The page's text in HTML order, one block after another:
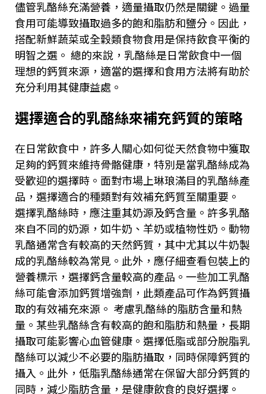
儘管乳酪絲充滿營養，適量攝取仍然是關鍵。過量
食用可能導致攝取過多的飽和脂肪和鹽分。因此，
搭配新鮮蔬菜或全穀類食物食用是保持飲食平衡的
明智之選。 總的來說，乳酪絲是日常飲食中一個
理想的鈣質來源，適當的選擇和食用方法將有助於
充分利用其健康益處。
選擇適合的乳酪絲來補充鈣質的策略
在日常飲食中，許多人關心如何從天然食物中獲取
足夠的鈣質來維持骨骼健康，特別是當乳酪絲成為
受歡迎的選擇時。面對市場上琳琅滿目的乳酪絲產
品，選擇適合的種類對有效補充鈣質至關重要。
選擇乳酪絲時，應注重其奶源及鈣含量。許多乳酪
來自不同的奶源，如牛奶、羊奶或植物性奶。動物
乳酪通常含有較高的天然鈣質，其中尤其以牛奶製
成的乳酪絲較為常見。此外，應仔細查看包裝上的
營養標示，選擇鈣含量較高的產品。一些加工乳酪
絲可能會添加鈣質增強劑，此類產品可作為鈣質攝
取的有效補充來源。 考慮乳酪絲的脂肪含量和熱
量。某些乳酪絲含有較高的飽和脂肪和熱量，長期
攝取可能影響心血管健康。選擇低脂或部分脫脂乳
酪絲可以減少不必要的脂肪攝取，同時保障鈣質的
攝入。此外，低脂乳酪絲通常在保留大部分鈣質的
同時，減少脂肪含量，是健康飲食的良好選擇。